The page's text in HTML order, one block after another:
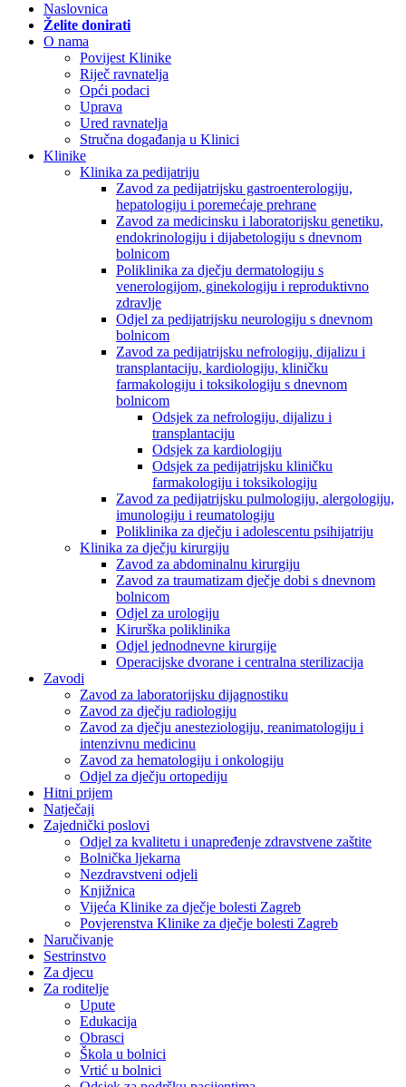
Naslovnica
Želite donirati
O nama
Povijest Klinike
Riječ ravnatelja
Opći podaci
Uprava
Ured ravnatelja
Stručna događanja u Klinici
Klinike
Klinika za pedijatriju
Zavod za pedijatrijsku gastroenterologiju,
hepatologiju i poremećaje prehrane
Zavod za medicinsku i laboratorijsku genetiku,
endokrinologiju i dijabetologiju s dnevnom
bolnicom
Poliklinika za dječju dermatologiju s
venerologijom, ginekologiju i reproduktivno
zdravlje
Odjel za pedijatrijsku neurologiju s dnevnom
bolnicom
Zavod za pedijatrijsku nefrologiju, dijalizu i
transplantaciju, kardiologiju, kliničku
farmakologiju i toksikologiju s dnevnom
bolnicom
Odsjek za nefrologiju, dijalizu i
transplantaciju
Odsjek za kardiologiju
Odsjek za pedijatrijsku kliničku
farmakologiju i toksikologiju
Zavod za pedijatrijsku pulmologiju, alergologiju,
imunologiju i reumatologiju
Poliklinika za dječju i adolescentu psihijatriju
Klinika za dječju kirurgiju
Zavod za abdominalnu kirurgiju
Zavod za traumatizam dječje dobi s dnevnom
bolnicom
Odjel za urologiju
Kirurška poliklinika
Odjel jednodnevne kirurgije
Operacijske dvorane i centralna sterilizacija
Zavodi
Zavod za laboratorijsku dijagnostiku
Zavod za dječju radiologiju
Zavod za dječju anesteziologiju, reanimatologiju i
intenzivnu medicinu
Zavod za hematologiju i onkologiju
Odjel za dječju ortopediju
Hitni prijem
Natječaji
Zajednički poslovi
Odjel za kvalitetu i unapređenje zdravstvene zaštite
Bolnička ljekarna
Nezdravstveni odjeli
Knjižnica
Vijeća Klinike za dječje bolesti Zagreb
Povjerenstva Klinike za dječje bolesti Zagreb
Naručivanje
Sestrinstvo
Za djecu
Za roditelje
Upute
Edukacija
Obrasci
Škola u bolnici
Vrtić u bolnici